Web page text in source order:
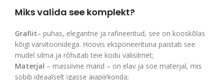
Miks valida see komplekt?
Grafiit– puhas, elegantne ja rafineeritud, see on kooskõlas
kõigi värvitoonidega. Hoovis eksponeerituna paistab see
mudel silma ja rõhutab teie kodu välisilmet;
Materjal – massiivne mänd – on elav ja soe materjal, mis
sobib ideaalselt igasse aiapiirkonda;